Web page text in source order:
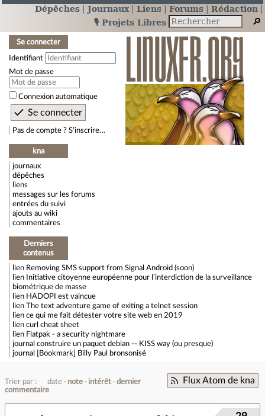
Dépêches Journaux Liens Forums
Rédaction
🎙️ Projets Libres
Se connecter
Identifiant
Mot de passe
Connexion automatique
Pas de compte ? S’inscrire…
kna
journaux
dépêches
liens
messages sur les forums
entrées du suivi
ajouts au wiki
commentaires
Derniers
contenus
lien Removing SMS support from Signal Android (soon)
lien
Initiative citoyenne européenne pour l'interdiction de la surveillance
biométrique de masse
lien HADOPI est vaincue
lien The text adventure game of exiting a telnet session
lien ce qui me fait détester votre site web en 2019
lien curl cheat sheet
lien Flatpak - a security nightmare
journal construire un paquet debian -- KISS way (ou presque)
journal
[Bookmark] Billy Paul bronsonisé
Flux Atom de kna
Trier par : date note intérêt
dernier
commentaire